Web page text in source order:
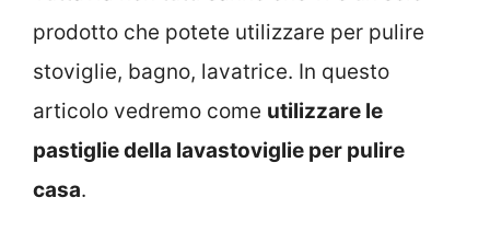
prodotto che potete utilizzare per pulire
stoviglie, bagno, lavatrice. In questo
articolo vedremo come utilizzare le
pastiglie della lavastoviglie per pulire
casa.